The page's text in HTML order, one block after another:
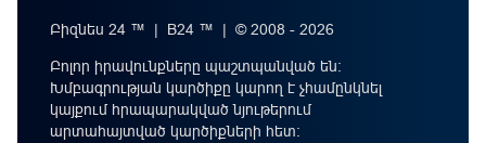
Բիզնես 24 ™ | B24 ™ | © 2008 - 2026
Բոլոր իրավունքները պաշտպանված են:
Խմբագրության կարծիքը կարող է չհամընկնել
կայքում հրապարակված նյութերում
արտահայտված կարծիքների հետ: